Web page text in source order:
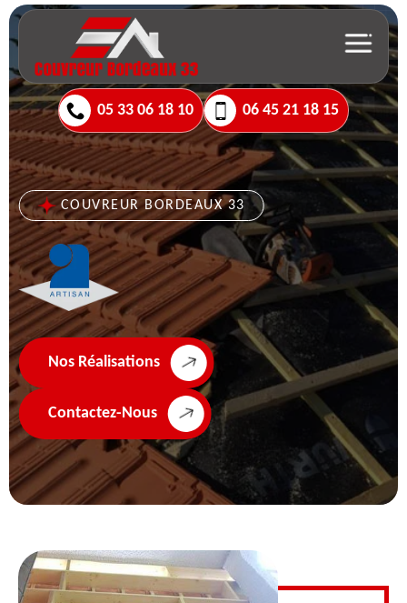
05 33 06 18 10 06 45 21 18 15
COUVREUR BORDEAUX 33
Nos Réalisations
Contactez-Nous